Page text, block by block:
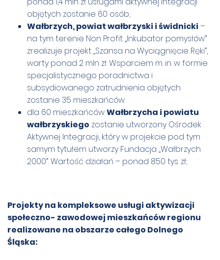
objętych zostanie 60 osób;
Wałbrzych, powiat wałbrzyski i świdnicki –
na tym terenie Non Profit „Inkubator pomysłów”
zrealizuje projekt „Szansa na Wyciągnięcie Ręki”,
warty ponad 2 mln zł. Wsparciem m. in. w formie
specjalistycznego poradnictwa i
subsydiowanego zatrudnienia objętych
zostanie 35 mieszkańców.
dla 60 mieszkańcówWałbrzycha i powiatu
wałbrzyskiego zostanie utworzony Ośrodek
Aktywnej Integracji, który w projekcie pod tym
samym tytułem utworzy Fundacja „Wałbrzych
2000”. Wartość działań – ponad 850 tys. zł;
Projekty na kompleksowe usługi aktywizacji
społeczno- zawodowej mieszkańców regionu
realizowane na obszarze całego Dolnego
Śląska: